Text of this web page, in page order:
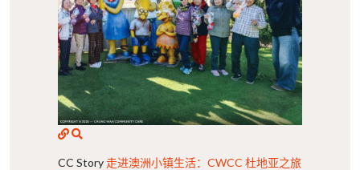
CC Story走进澳洲小镇生活：CWCC 杜地亚之旅